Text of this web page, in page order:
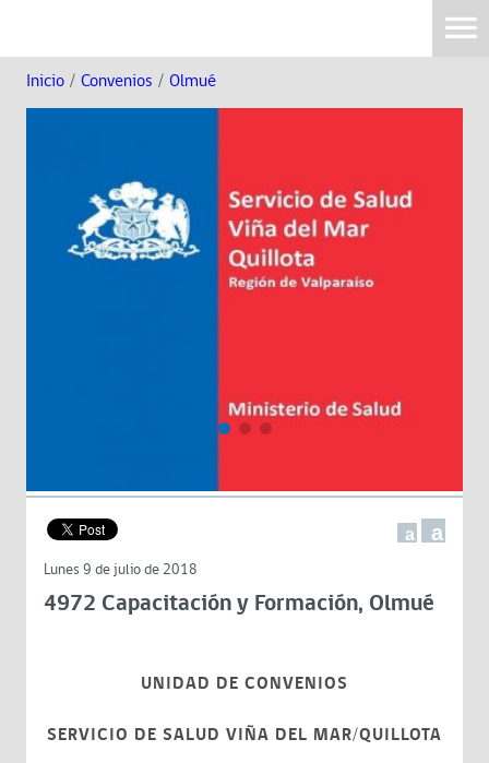
Inicio / Convenios / Olmué
a a
Lunes 9 de julio de 2018
4972 Capacitación y Formación, Olmué
UNIDAD DE CONVENIOS
SERVICIO DE SALUD VIÑA DEL MAR/QUILLOTA